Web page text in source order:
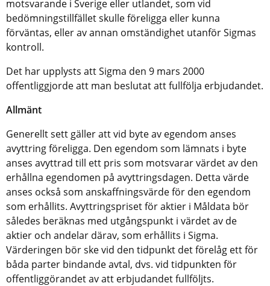
motsvarande i Sverige eller utlandet, som vid
bedömningstillfället skulle föreligga eller kunna
förväntas, eller av annan omständighet utanför Sigmas
kontroll.
Det har upplysts att Sigma den 9 mars 2000
offentliggjorde att man beslutat att fullfölja erbjudandet.
Allmänt
Generellt sett gäller att vid byte av egendom anses
avyttring föreligga. Den egendom som lämnats i byte
anses avyttrad till ett pris som motsvarar värdet av den
erhållna egendomen på avyttringsdagen. Detta värde
anses också som anskaffningsvärde för den egendom
som erhållits. Avyttringspriset för aktier i Måldata bör
således beräknas med utgångspunkt i värdet av de
aktier och andelar därav, som erhållits i Sigma.
Värderingen bör ske vid den tidpunkt det förelåg ett för
båda parter bindande avtal, dvs. vid tidpunkten för
offentliggörandet av att erbjudandet fullföljts.